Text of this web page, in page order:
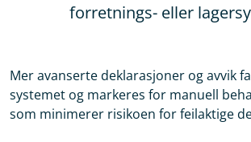
forretnings- eller
Mer avanserte deklarasjoner og avvik
systemet og markeres for manuell
som minimerer risikoen for feilaktige